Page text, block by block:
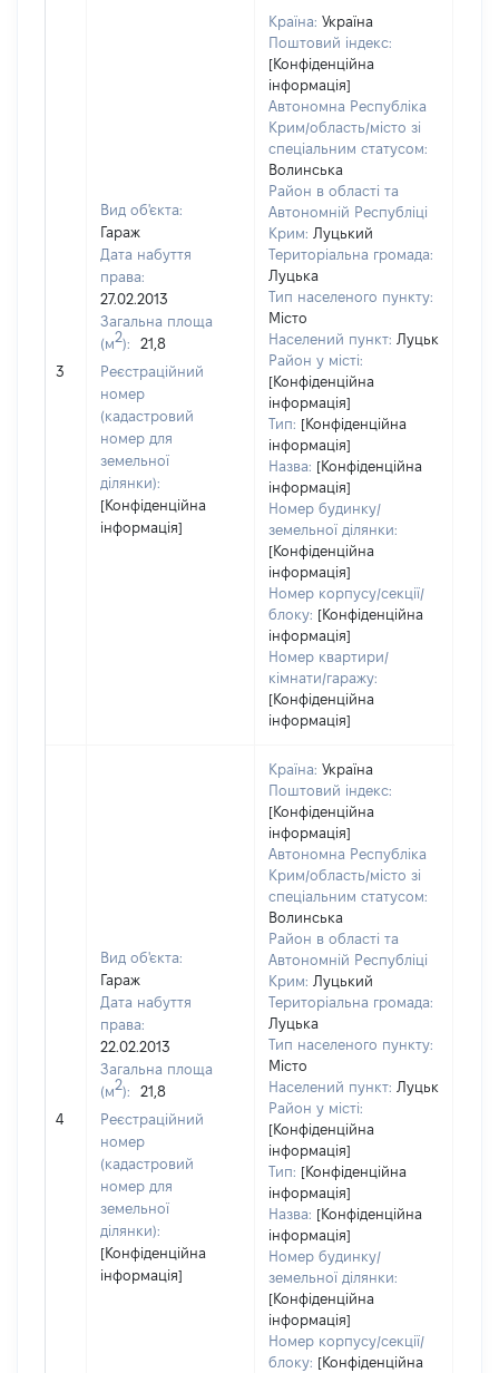
3
Вид об'єкта:
Гараж
Дата набуття
права:
27.02.2013
Загальна площа
(м2):
21,8
Реєстраційний
номер
(кадастровий
номер для
земельної
ділянки):
[Конфіденційна
інформація]
Країна: Україна
Поштовий індекс:
[Конфіденційна
інформація]
Автономна Республіка
Крим/область/місто зі
спеціальним статусом:
Волинська
Район в області та
Автономній Республіці
Крим: Луцький
Територіальна громада:
Луцька
Тип населеного пункту:
Місто
Населений пункт: Луцьк
Район у місті:
[Конфіденційна
інформація]
Тип: [Конфіденційна
інформація]
Назва: [Конфіденційна
інформація]
Номер будинку/
земельної ділянки:
[Конфіденційна
інформація]
Номер корпусу/секції/
блоку: [Конфіденційна
інформація]
Номер квартири/
кімнати/гаражу:
[Конфіденційна
інформація]
4
Вид об'єкта:
Гараж
Дата набуття
права:
22.02.2013
Загальна площа
(м2):
21,8
Реєстраційний
номер
(кадастровий
номер для
земельної
ділянки):
[Конфіденційна
інформація]
Країна: Україна
Поштовий індекс:
[Конфіденційна
інформація]
Автономна Республіка
Крим/область/місто зі
спеціальним статусом:
Волинська
Район в області та
Автономній Республіці
Крим: Луцький
Територіальна громада:
Луцька
Тип населеного пункту:
Місто
Населений пункт: Луцьк
Район у місті:
[Конфіденційна
інформація]
Тип: [Конфіденційна
інформація]
Назва: [Конфіденційна
інформація]
Номер будинку/
земельної ділянки:
[Конфіденційна
інформація]
Номер корпусу/секції/
блоку: [Конфіденційна